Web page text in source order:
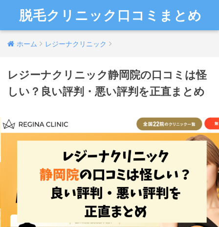
脱毛クリニック口コミまとめ
ホーム レジーナクリニック
レジーナクリニック静岡院の口コミは怪
しい？良い評判・悪い評判を正直まとめ